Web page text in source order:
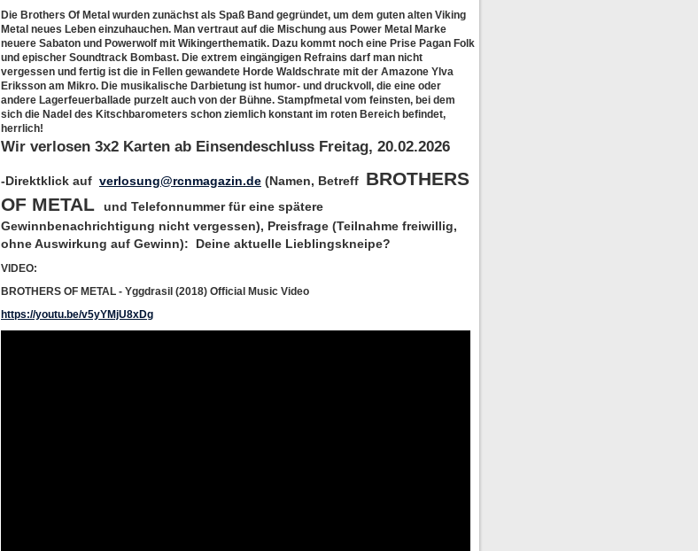
Die Brothers Of Metal wurden zunächst als Spaß Band gegründet, um dem guten alten Viking
Metal neues Leben einzuhauchen. Man vertraut auf die Mischung aus Power Metal Marke
neuere Sabaton und Powerwolf mit Wikingerthematik. Dazu kommt noch eine Prise Pagan Folk
und epischer Soundtrack Bombast. Die extrem eingängigen Refrains darf man nicht
vergessen und fertig ist die in Fellen gewandete Horde Waldschrate mit der Amazone Ylva
Eriksson am Mikro. Die musikalische Darbietung ist humor- und druckvoll, die eine oder
andere Lagerfeuerballade purzelt auch von der Bühne. Stampfmetal vom feinsten, bei dem
sich die Nadel des Kitschbarometers schon ziemlich konstant im roten Bereich befindet,
herrlich!
Wir verlosen 3x2 Karten ab Einsendeschluss Freitag, 20.02.2026
-Direktklick auf verlosung@rcnmagazin.de (Namen, Betreff BROTHERS
OF METAL
und Telefonnummer für eine spätere
Gewinnbenachrichtigung nicht vergessen), Preisfrage (Teilnahme freiwillig,
ohne Auswirkung auf Gewinn): Deine aktuelle Lieblingskneipe?
VIDEO:
BROTHERS OF METAL - Yggdrasil (2018) Official Music Video
https://youtu.be/v5yYMjU8xDg